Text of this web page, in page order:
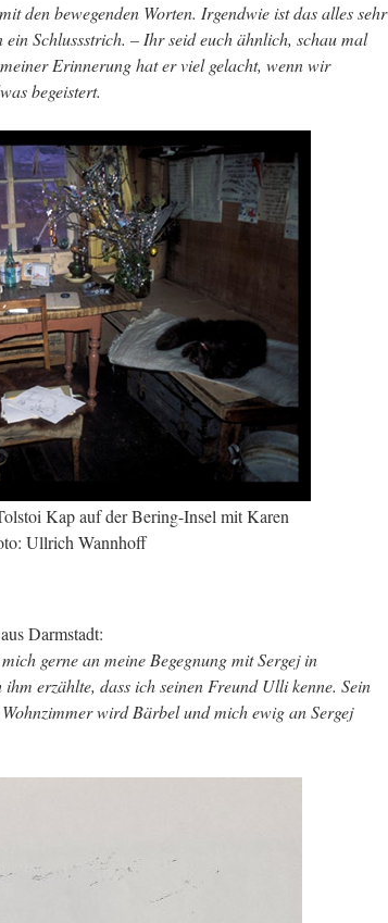
den bewegenden Worten. Irgendwie ist das alles sehr
Schlussstrich. – Ihr seid euch ähnlich, schau mal
Erinnerung hat er viel gelacht, wenn wir
begeistert.
Kap auf der Bering-Insel mit Karen
Ullrich Wannhoff
aus Darmstadt:
gerne an meine Begegnung mit Sergej in
erzählte, dass ich seinen Freund Ulli kenne. Sein
wird Bärbel und mich ewig an Sergej